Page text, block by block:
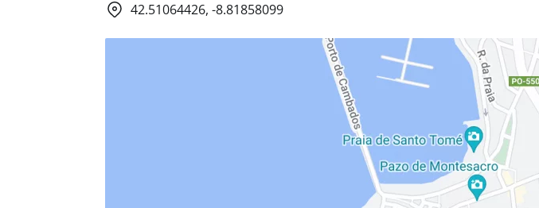
42.51064426, -8.81858099